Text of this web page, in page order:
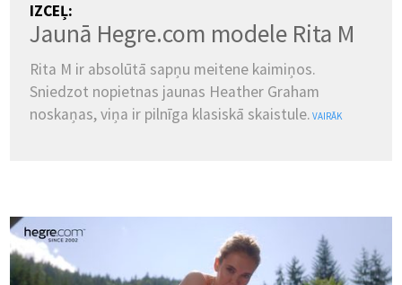
IZCEĻ:
Jaunā Hegre.com modele Rita M
Rita M ir absolūtā sapņu meitene kaimiņos.
Sniedzot nopietnas jaunas Heather Graham
noskaņas, viņa ir pilnīga klasiskā skaistule. VAIRĀK